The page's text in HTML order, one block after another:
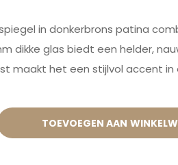
in donkerbrons patina
dikke glas biedt een helder,
maakt het een stijlvol accent in
TOEVOEGEN AAN